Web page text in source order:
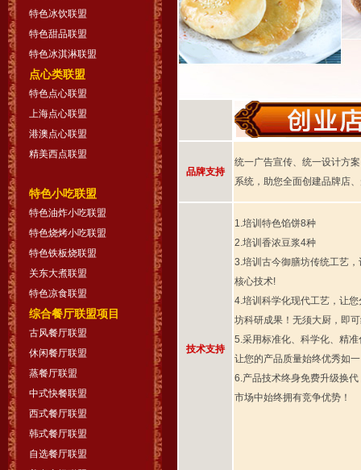
特色冰饮联盟
特色甜品联盟
特色冰淇淋联盟
点心类联盟
特色点心联盟
上海点心联盟
港澳点心联盟
精美西点联盟
特色小吃联盟
特色油炸小吃联盟
特色烧烤小吃联盟
特色铁板烧联盟
关东大煮联盟
特色凉食联盟
综合餐厅联盟项目
古风餐厅联盟
休闲餐厅联盟
蒸餐厅联盟
中式快餐联盟
西式餐厅联盟
韩式餐厅联盟
自选餐厅联盟
品牌支持
统一广告宣传、统一设计方
系统，助您全面创建品牌店
技术支持
1.培训特色馅饼8种
2.培训香浓豆浆4种
3.培训古今御膳坊传统工艺
核心技术!
4.培训科学化现代工艺，让
坊科研成果！无须大厨，即
5.采用标准化、科学化、精
让您的产品质量始终优秀如
6.产品技术终身免费升级换
市场中始终拥有竞争优势！